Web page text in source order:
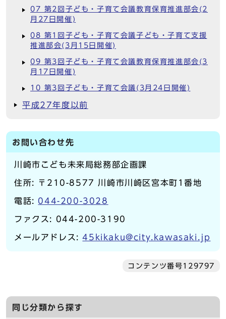
07 第2回子ども・子育て会議教育保育推進部会(2
月27日開催)
08 第1回子ども・子育て会議子ども・子育て支援
推進部会(3月15日開催)
09 第3回子ども・子育て会議教育保育推進部会(3
月17日開催)
10 第3回子ども・子育て会議(3月24日開催)
平成27年度以前
お問い合わせ先
川崎市こども未来局総務部企画課
住所: 〒210-8577 川崎市川崎区宮本町1番地
電話: 044-200-3028
ファクス: 044-200-3190
メールアドレス:45kikaku@city.kawasaki.jp
コンテンツ番号129797
同じ分類から探す